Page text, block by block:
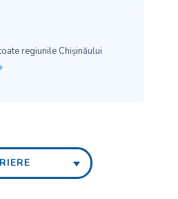
regiunile Chișinăului